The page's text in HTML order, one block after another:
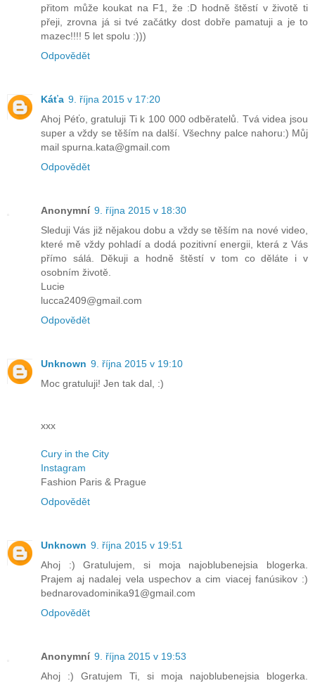
přitom může koukat na F1, že :D hodně štěstí v životě ti
přeji, zrovna já si tvé začátky dost dobře pamatuji a je to
mazec!!!! 5 let spolu :)))
Odpovědět
Káťa 9. října 2015 v 17:20
Ahoj Péťo, gratuluji Ti k 100 000 odběratelů. Tvá videa jsou
super a vždy se těším na další. Všechny palce nahoru:) Můj
mail spurna.kata@gmail.com
Odpovědět
Anonymní 9. října 2015 v 18:30
Sleduji Vás již nějakou dobu a vždy se těším na nové video,
které mě vždy pohladí a dodá pozitivní energii, která z Vás
přímo sálá. Děkuji a hodně štěstí v tom co děláte i v
osobním životě.
Lucie
lucca2409@gmail.com
Odpovědět
Unknown 9. října 2015 v 19:10
Moc gratuluji! Jen tak dal, :)
xxx
Cury in the City
Instagram
Fashion Paris & Prague
Odpovědět
Unknown 9. října 2015 v 19:51
Ahoj :) Gratulujem, si moja najoblubenejsia blogerka.
Prajem aj nadalej vela uspechov a cim viacej fanúsikov :)
bednarovadominika91@gmail.com
Odpovědět
Anonymní 9. října 2015 v 19:53
Ahoj :) Gratujem Ti, si moja najoblubenejsia blogerka.